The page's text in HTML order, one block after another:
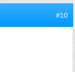
#10